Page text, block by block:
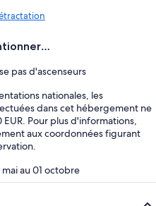
pas d'ascenseurs
nationales, les
dans cet hébergement ne
Pour plus d'informations,
aux coordonnées figurant
au 01 octobre